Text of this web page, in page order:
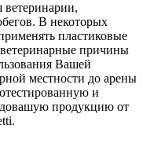
В некоторых
пластиковые
причины
Вашей
местности до арены
и
продукцию от